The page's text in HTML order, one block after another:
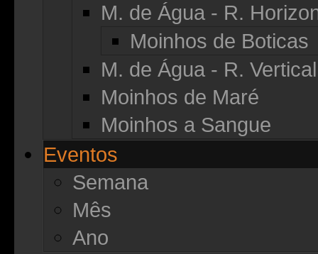
M. de Água - R.
Moinhos de Boticas
M. de Água - R. Vertical
Moinhos de Maré
Moinhos a Sangue
Eventos
Semana
Mês
Ano